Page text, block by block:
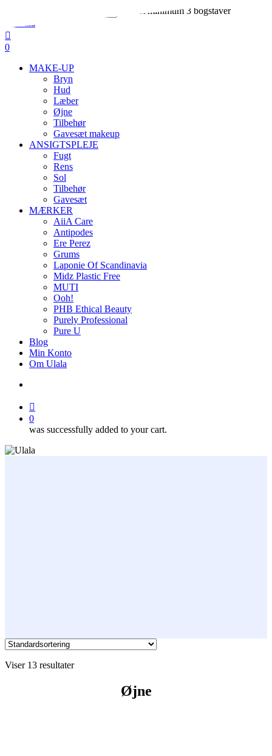
main
content
Indtast minimum 3 bogstaver
Search
search
0
MAKE-UP
Bryn
Hud
Læber
Øjne
Tilbehør
Gavesæt makeup
ANSIGTSPLEJE
Fugt
Rens
Sol
Tilbehør
Gavesæt
MÆRKER
AiiA Care
Antipodes
Ere Perez
Grums
Laponie Of Scandinavia
Midz Plastic Free
MUTI
Ooh!
PHB Ethical Beauty
Purely Professional
Pure U
Blog
Min Konto
Om Ulala
0
was successfully added to your cart.
Viser 13 resultater
Øjne